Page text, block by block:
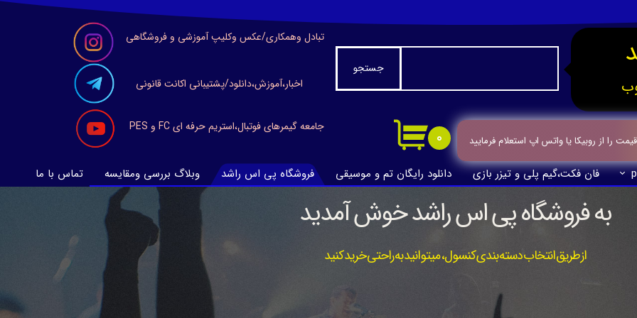
فان فکت،گیم پلی و تیزر بازی دانلود رایگان تم و موسیقی فروشگاه پی اس راشد وبلاگ بررسی ومقایسه تماس با ما
جامعه گیمرهای فوتبال،استریم حرفه ای FC و PES
تبادل وهمکاری/عکس وکلیپ آموزشی و فروشگاهی
اخبار،آموزش،دانلود/پشتیبانی اکانت قانونی
جستجو
۰ را از روبیکا یا واتس اپ استعلام فرمایید
به فروشگاه پی اس راشد خوش آمدید
از طریق انتخاب دسته بندی کنسول، میتوانید به راحتی خرید کنید